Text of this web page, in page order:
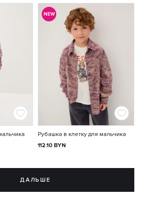
NEW
Рубашка в клетку для мальчика
112.10 BYN
ДАЛЬШЕ